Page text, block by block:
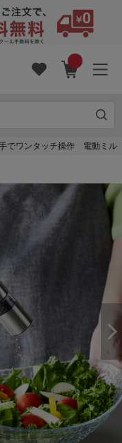
でワンタッチ操作 電動ミル